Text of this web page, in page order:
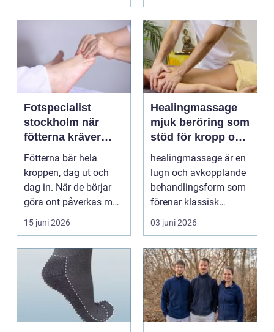
Fotspecialist
stockholm när
fötterna kräver
mer än vanliga
sulor
Fötterna bär hela
kroppen, dag ut och
dag in. När de börjar
göra ont påverkas mer
15 juni 2026
Healingmassage
mjuk beröring som
stöd för kropp och
själ
healingmassage är en
lugn och avkopplande
behandlingsform som
förenar klassisk
massage med
03 juni 2026